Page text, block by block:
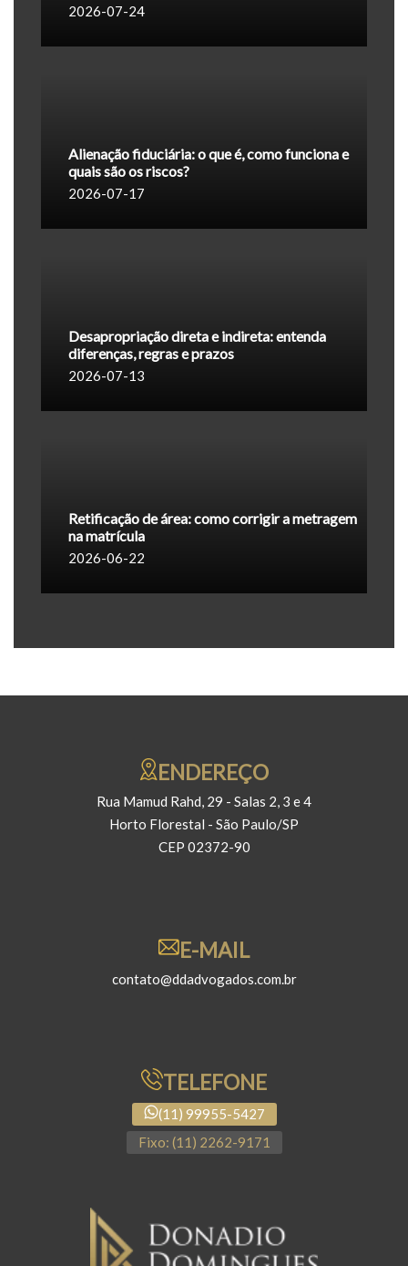
2026-07-24
Alienação fiduciária: o que é, como funciona e
quais são os riscos?
2026-07-17
Desapropriação direta e indireta: entenda
diferenças, regras e prazos
2026-07-13
Retificação de área: como corrigir a metragem
na matrícula
2026-06-22
ENDEREÇO
Rua Mamud Rahd, 29 - Salas 2, 3 e 4
Horto Florestal - São Paulo/SP
CEP 02372-90
E-MAIL
contato@ddadvogados.com.br
TELEFONE
(11) 99955-5427
Fixo: (11) 2262-9171